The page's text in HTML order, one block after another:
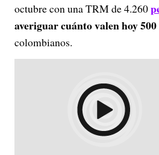
octubre con una TRM de 4.260
averiguar cuánto valen hoy
colombianos.